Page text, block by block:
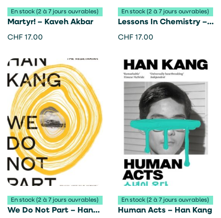
En stock (2 à 7 jours ouvrables)
Martyr! – Kaveh Akbar
CHF 17.00
En stock (2 à 7 jours ouvrables)
Lessons In Chemistry –
Bonnie Garmus
CHF 17.00
En stock (2 à 7 jours ouvrables)
We Do Not Part – Han
En stock (2 à 7 jours ouvrables)
Human Acts – Han Kang